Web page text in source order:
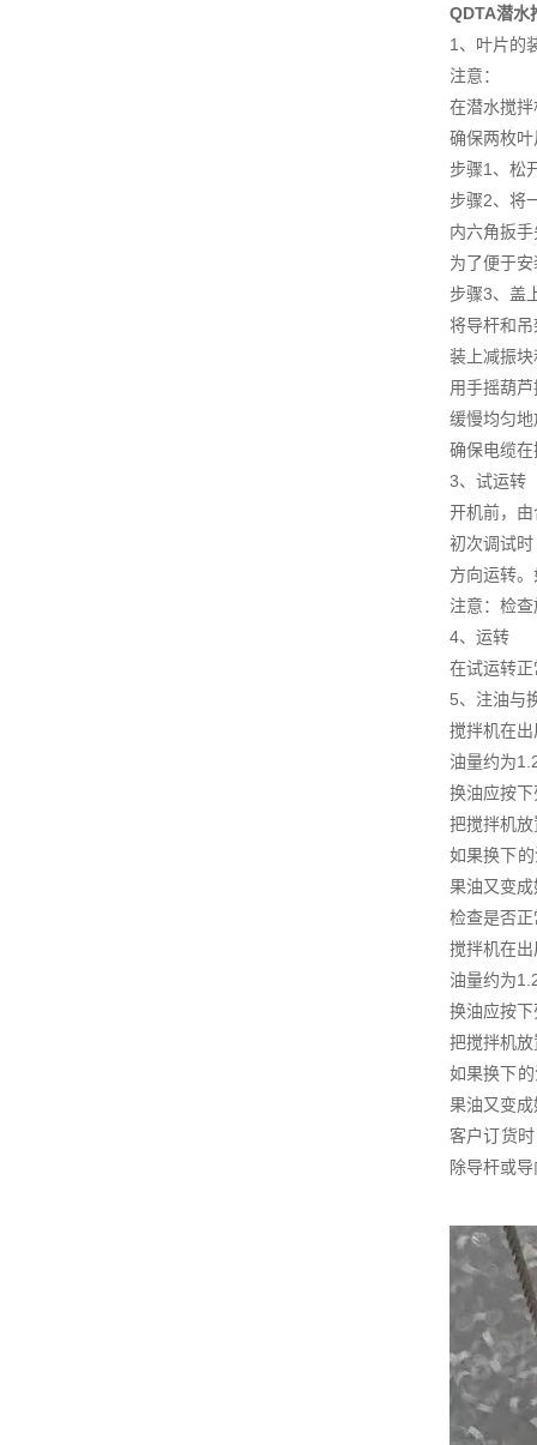
QDTA潜水
1、叶片的
注意：
在潜水搅
确保两枚
步骤1、松
步骤2、将
内六角扳
为了便于
步骤3、盖
将导杆和
装上减振
用手摇葫
缓慢均匀
确保电缆
3、试运转
开机前，
初次调试
方向运转
注意：检
4、运转
在试运转
5、注油与
搅拌机在
油量约为
换油应按
把搅拌机
如果换下
果油又变
检查是否
搅拌机在
油量约为
换油应按
把搅拌机
如果换下
果油又变
客户订货
除导杆或